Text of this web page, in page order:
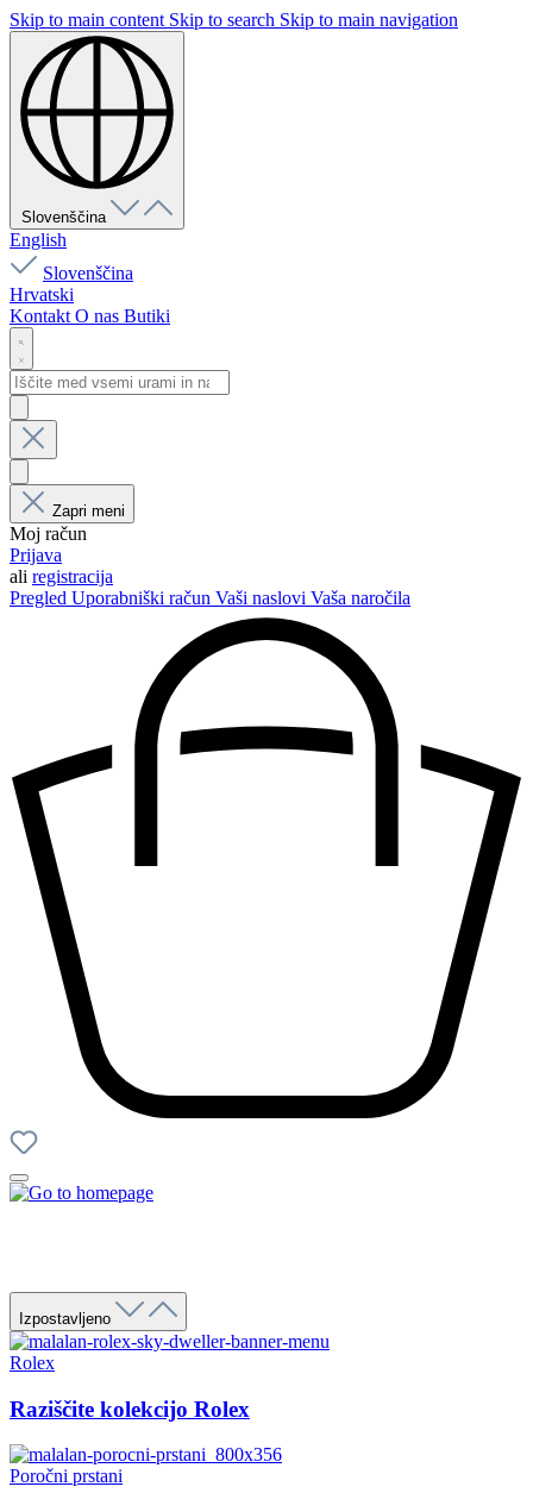
Skip to main content Skip to search Skip to main navigation
Slovenščina
English
Slovenščina
Hrvatski
Kontakt O nas Butiki
Zapri meni
Moj račun
Prijava
ali registracija
Pregled Uporabniški račun Vaši naslovi Vaša naročila
Izpostavljeno
Rolex
Raziščite kolekcijo Rolex
Poročni prstani